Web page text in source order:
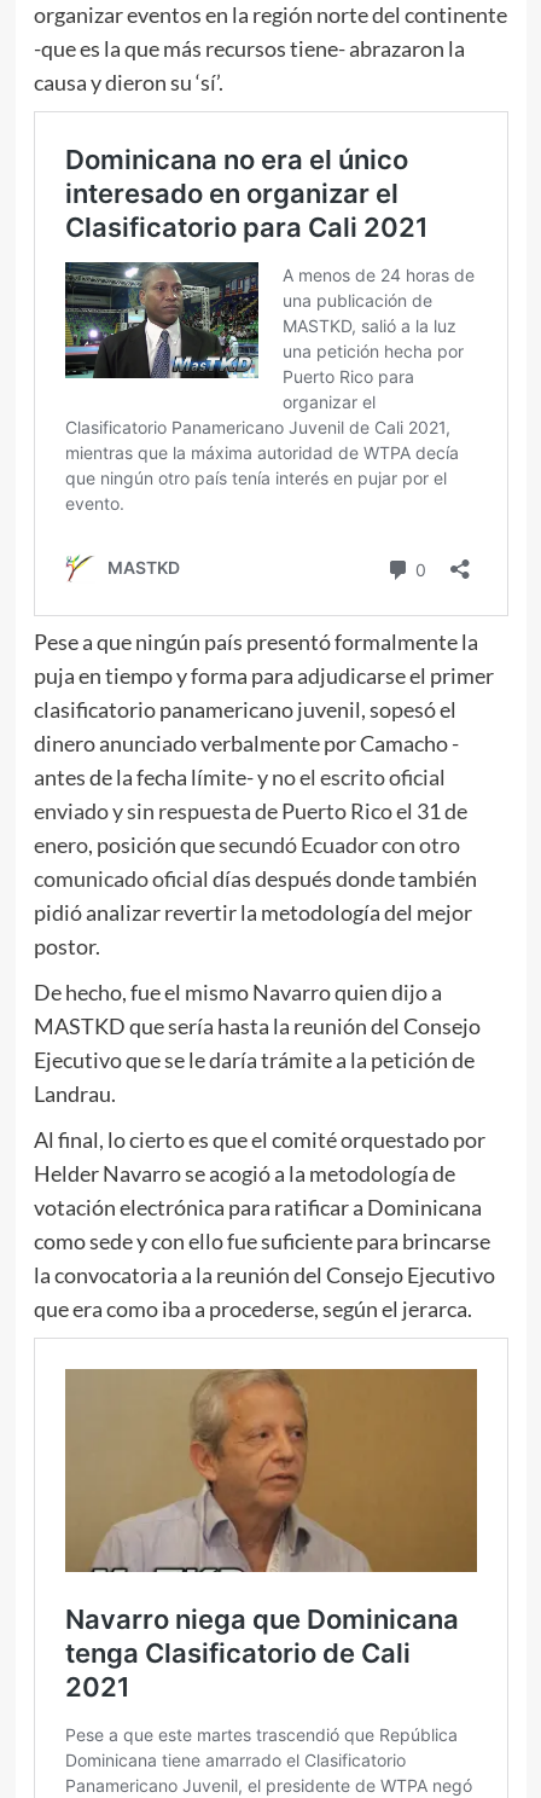
organizar eventos en la región norte del continente
-que es la que más recursos tiene- abrazaron la
causa y dieron su ‘sí’.
Pese a que ningún país presentó formalmente la
puja en tiempo y forma para adjudicarse el primer
clasificatorio panamericano juvenil, sopesó el
dinero anunciado verbalmente por Camacho -
antes de la fecha límite-y no el escrito oficial
enviado y sin respuesta de Puerto Rico el 31 de
enero, posición quesecundó Ecuador con otro
comunicado oficial días después donde también
pidió analizar revertir la metodología del mejor
postor.
De hecho, fue el mismo Navarro quien dijo a
MASTKD que sería hasta la reunión del Consejo
Ejecutivo que se le daría trámite a la petición de
Landrau.
Al final, lo cierto es que el comité orquestado por
Helder Navarro se acogió a la metodología de
votación electrónica para ratificar a Dominicana
como sede y con ello fue suficiente para brincarse
la convocatoria a la reunión del Consejo Ejecutivo
que era como iba a procederse, según el jerarca.